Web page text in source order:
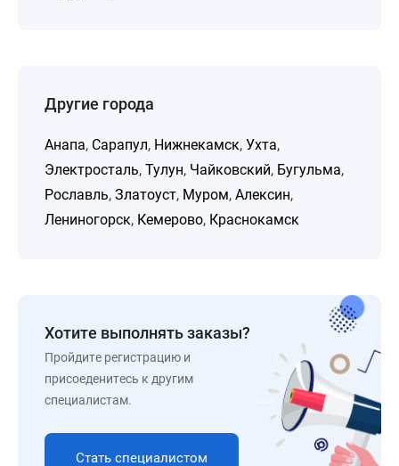
Другие города
Анапа, Сарапул, Нижнекамск, Ухта,
Электросталь, Тулун, Чайковский, Бугульма,
Рославль, Златоуст, Муром, Алексин,
Лениногорск, Кемерово, Краснокамск
Хотите выполнять заказы?
Пройдите регистрацию и
присоеденитесь к другим
специалистам.
Стать специалистом